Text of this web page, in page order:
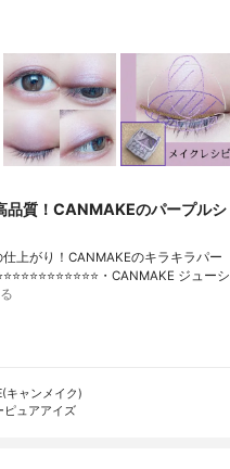
品質！CANMAKEのパープルシ
上がり！CANMAKEのキラキラパー
・CANMAKE ジューシ
キャンメイク)
ピュアアイズ